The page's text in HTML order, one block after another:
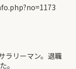
ラリーマン。退職
。